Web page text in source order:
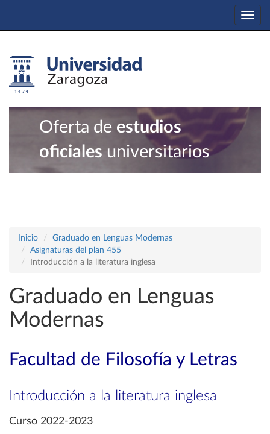
Oferta de estudios
oficiales universitarios
Inicio
Graduado en Lenguas Modernas
Asignaturas del plan 455
Introducción a la literatura inglesa
Graduado en Lenguas
Modernas
Facultad de Filosofía y Letras
Introducción a la literatura inglesa
Curso 2022-2023